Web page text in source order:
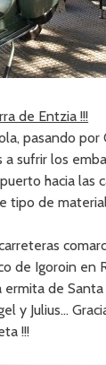
de Entzia !!!
pasando
sufrir los
hacia las
tipo de
de Igoroin en
de
y Julius…
!!!